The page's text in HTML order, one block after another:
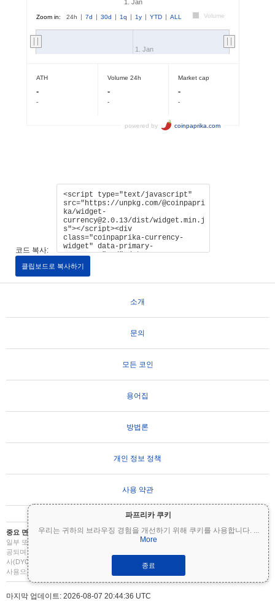
파프리카 쿠키
우리는 귀하의 브라우징 경험을 개선하기 위해 쿠키를 사용합니다. ...
More
종료
코드 복사:
클립보드로 복사하기
소개
문의
모든 코인
용어집
방법론
개인 정보 정책
사용 약관
중요 면책 조항: 암호화폐는 변동성이 매우 높으며 상당한 위험을 수반합니다. 투자금의
일부 또는 전부를 잃을 수 있습니다. Coinpaprika의 모든 정보는 정보 제공 목적으로만 제
공되며 재무 또는 투자 조언을 구성하지 않습니다. 투자 결정을 내리기 전에 항상 직접 조
사(DYOR)를 수행하고 자격을 갖춘 재무 고문과 상담하십시오. Coinpaprika는 이 정보의
사용으로 인한 손실에 대해 책임을 지지 않습니다.
마지막 업데이트: 2026-08-07 20:44:36 UTC